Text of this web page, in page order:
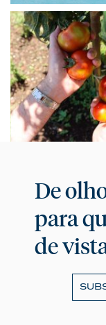
De
para
de